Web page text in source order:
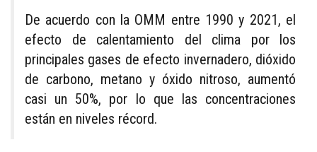
De acuerdo con la OMM entre 1990 y 2021, el
efecto de calentamiento del clima por los
principales gases de efecto invernadero, dióxido
de carbono, metano y óxido nitroso, aumentó
casi un 50%, por lo que las concentraciones
están en niveles récord.